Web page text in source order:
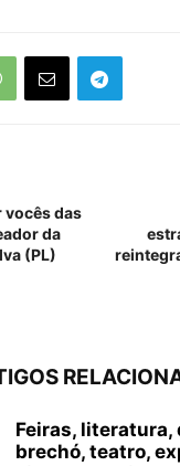
vocês das
da
(PL)
Feiras, literatura,
brechó, teatro,